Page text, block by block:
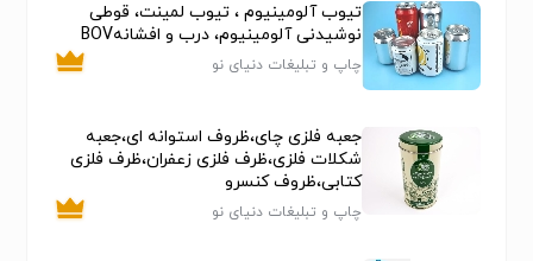
تیوب آلومینیوم ، تیوب لمینت، قوطی
نوشیدنی آلومینیوم، درب و افشانهBOV
چاپ و تبلیغات دنیای نو
جعبه فلزی چای،ظروف استوانه ای،جعبه
شکلات فلزی،ظرف فلزی زعفران،ظرف فلزی
کتابی،ظروف کنسرو
چاپ و تبلیغات دنیای نو